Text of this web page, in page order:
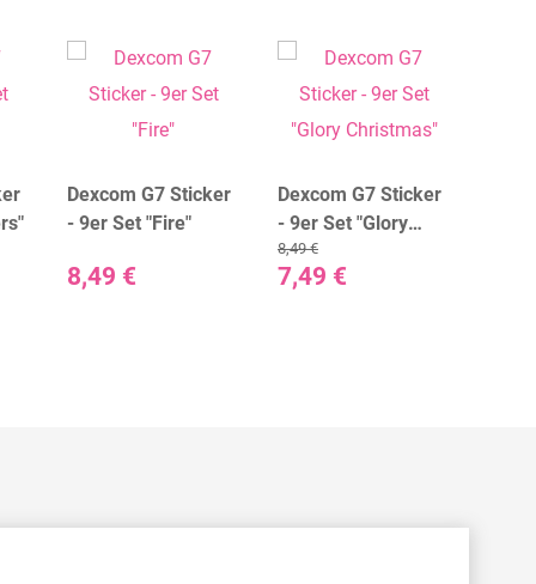
Dexcom G7 Sticker
- 9er Set "Fire"
8,49 €
Dexcom G7 Sticker
- 9er Set "Glory
Christmas"
7,49 €
8,49 €